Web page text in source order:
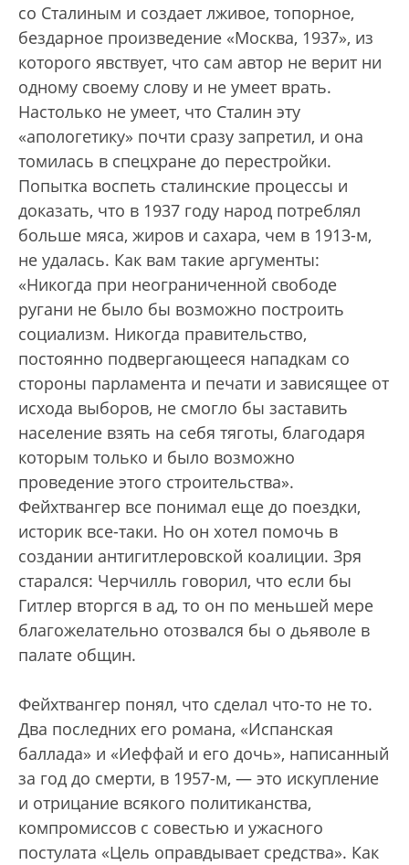
со Сталиным и создает лживое, топорное,
бездарное произведение «Москва, 1937», из
которого явствует, что сам автор не верит ни
одному своему слову и не умеет врать.
Настолько не умеет, что Сталин эту
«апологетику» почти сразу запретил, и она
томилась в спецхране до перестройки.
Попытка воспеть сталинские процессы и
доказать, что в 1937 году народ потреблял
больше мяса, жиров и сахара, чем в 1913-м,
не удалась. Как вам такие аргументы:
«Никогда при неограниченной свободе
ругани не было бы возможно построить
социализм. Никогда правительство,
постоянно подвергающееся нападкам со
стороны парламента и печати и зависящее от
исхода выборов, не смогло бы заставить
население взять на себя тяготы, благодаря
которым только и было возможно
проведение этого строительства».
Фейхтвангер все понимал еще до поездки,
историк все-таки. Но он хотел помочь в
создании антигитлеровской коалиции. Зря
старался: Черчилль говорил, что если бы
Гитлер вторгся в ад, то он по меньшей мере
благожелательно отозвался бы о дьяволе в
палате общин.
Фейхтвангер понял, что сделал что-то не то.
Два последних его романа, «Испанская
баллада» и «Иеффай и его дочь», написанный
за год до смерти, в 1957-м, — это искупление
и отрицание всякого политиканства,
компромиссов с совестью и ужасного
постулата «Цель оправдывает средства». Как